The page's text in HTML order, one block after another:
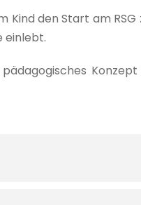
Kind den Start am
einlebt.